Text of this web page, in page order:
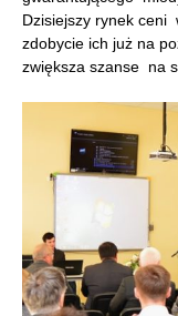
Dzisiejszy rynek ceni
zdobycie ich już na
zwiększa szanse na